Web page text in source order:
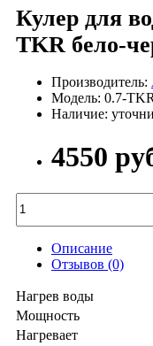
Кулер для
TKR бело-
Производитель:
Модель: 0.7-
Наличие:
4550
Описание
Отзывов (0)
Нагрев воды
Мощность
Нагревает